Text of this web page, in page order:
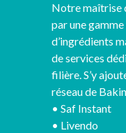
Notre maîtrise
par une
d’ingrédients
de services
filière. S’y
réseau de
• Saf Instant
• Livendo